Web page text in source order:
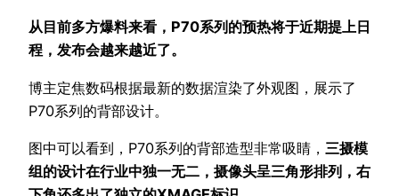
从目前多方爆料来看，P70系列的预热将于近期提上日
程，发布会越来越近了。
博主定焦数码根据最新的数据渲染了外观图，展示了
P70系列的背部设计。
图中可以看到，P70系列的背部造型非常吸睛， 三摄模
组的设计在行业中独一无二，摄像头呈三角形排列，右